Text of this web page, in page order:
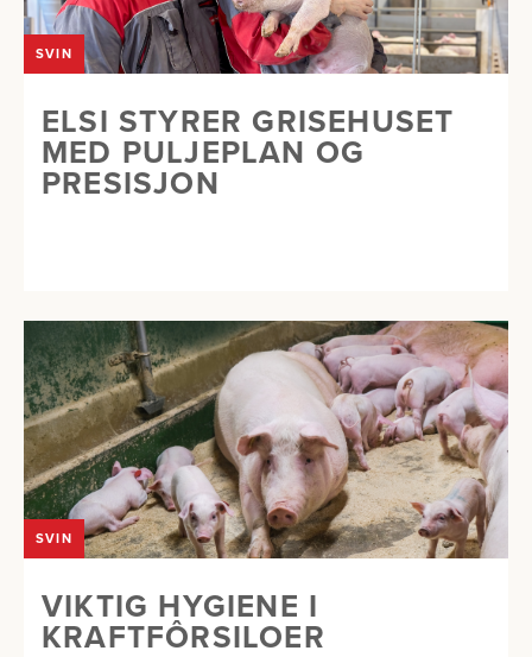
SVIN
ELSI STYRER GRISEHUSET
MED PULJEPLAN OG
PRESISJON
SVIN
VIKTIG HYGIENE I
KRAFTFÔRSILOER